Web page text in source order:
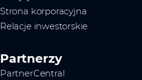
Strona korporacyjna
Relacje inwestorskie
Partnerzy
PartnerCentral